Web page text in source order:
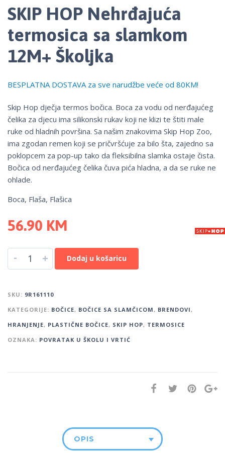
SKIP HOP Nehrđajuća
termosica sa slamkom
12M+ Školjka
BESPLATNA DOSTAVA za sve narudžbe veće od 80KM!
Skip Hop dječja termos bočica. Boca za vodu od nerđajućeg
čelika za djecu ima silikonski rukav koji ne klizi te štiti male
ruke od hladnih površina. Sa našim znakovima Skip Hop Zoo,
ima zgodan remen koji se pričvršćuje za bilo šta, zajedno sa
poklopcem za pop-up tako da fleksibilna slamka ostaje čista.
Bočica od nerđajućeg čelika čuva pića hladna, a da se ruke ne
ohlade.
Boca, Flaša, Flašica
56.90 KM
- + Dodaj u košaricu
SKU: 9R161110
KATEGORIJE: BOČICE, BOČICE SA SLAMČICOM, BRENDOVI,
HRANJENJE, PLASTIČNE BOČICE, SKIP HOP, TERMOSICE
OZNAKA: POVRATAK U ŠKOLU I VRTIĆ
OPIS